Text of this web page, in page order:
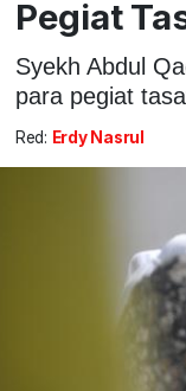
Pegiat
Syekh Abdul
para pegiat
Red: Erdy Nasrul